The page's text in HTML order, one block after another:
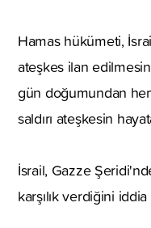
Hamas hükümeti,
ateşkes ilan
gün doğumundan
saldırı ateşkesin
İsrail, Gazze
karşılık verdiğini